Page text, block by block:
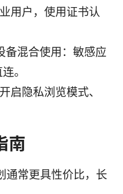
用户，使用证书认
备混合使用：敏感应
。
启隐私浏览模式、
南
通常更具性价比，长